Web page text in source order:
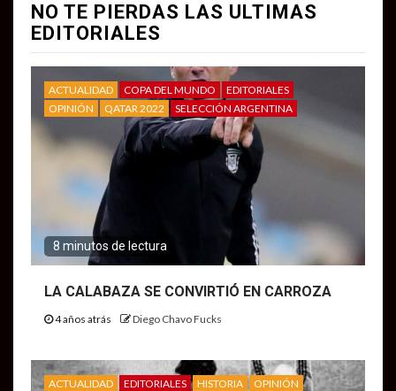
NO TE PIERDAS LAS ULTIMAS
EDITORIALES
ACTUALIDAD COPA DEL MUNDO
EDITORIALES
OPINIÓN
QATAR 2022 SELECCIÓN ARGENTINA
8 minutos de lectura
LA CALABAZA SE CONVIRTIÓ EN CARROZA
4 años atrás Diego Chavo Fucks
ACTUALIDAD EDITORIALES HISTORIA
OPINIÓN